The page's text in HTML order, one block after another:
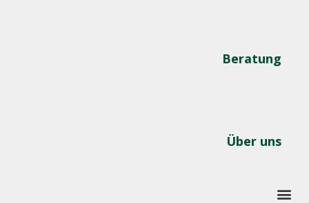
Beratung
Über uns